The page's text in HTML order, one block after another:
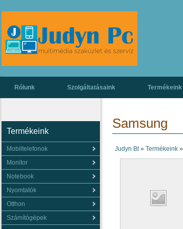
Rólunk Szolgáltatásaink Termékeink
Samsung
Judyn Bt» Termékeink»
Termékeink
Mobiltelefonok
Monitor
Notebook
Nyomtatók
Otthon
Számítógépek